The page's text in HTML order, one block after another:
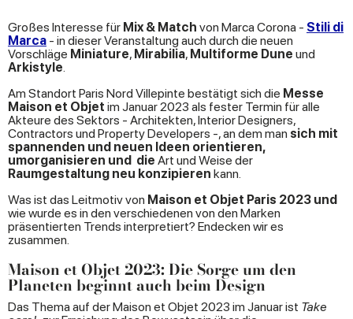
Großes Interesse für Mix & Match von Marca Corona - Stili di
Marca - in dieser Veranstaltung auch durch die neuen
Vorschläge Miniature, Mirabilia, Multiforme Dune und
Arkistyle.
Am Standort Paris Nord Villepinte bestätigt sich die Messe
Maison et Objet im Januar 2023 als fester Termin für alle
Akteure des Sektors - Architekten, Interior Designers,
Contractors und Property Developers -, an dem man sich mit
spannenden und neuen Ideen orientieren,
umorganisieren und die Art und Weise der
Raumgestaltung neu konzipieren kann.
Was ist das Leitmotiv von Maison et Objet Paris 2023 und
wie wurde es in den verschiedenen von den Marken
präsentierten Trends interpretiert? Endecken wir es
zusammen.
Maison et Objet 2023: Die Sorge um den
Planeten beginnt auch beim Design
Das Thema auf der Maison et Objet 2023 im Januar ist Take